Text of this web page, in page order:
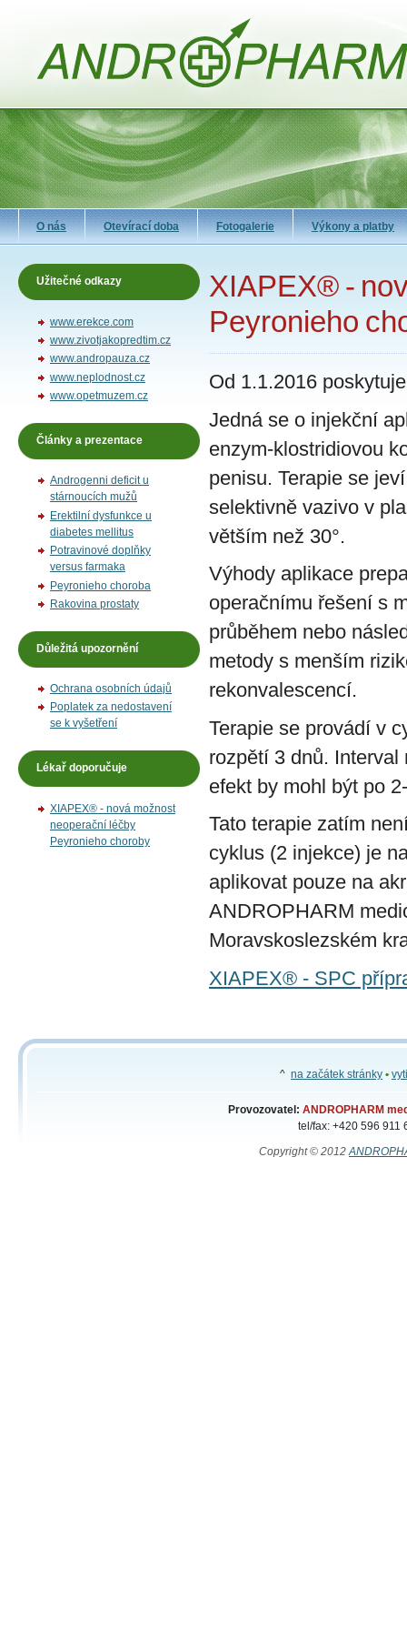
O nás Otevírací doba Fotogalerie Výkony a platby
XIAPEX® -
Peyronieho
Od 1.1.2016
Jedná se o injekční
enzym-klostridiovou
penisu. Terapie se
selektivně vazivo v
větším než 30°.
Výhody aplikace
operačnímu řešení s
průběhem nebo
metody s menším
rekonvalescencí.
Terapie se provádí v
rozpětí 3 dnů.
efekt by mohl být po
Tato terapie zatím
cyklus (2 injekce) je
aplikovat pouze na
ANDROPHARM
Moravskoslezském
XIAPEX® - SPC
Užitečné odkazy
www.erekce.com
www.zivotjakopredtim.cz
www.andropauza.cz
www.neplodnost.cz
www.opetmuzem.cz
Články a prezentace
Androgenni deficit u
stárnoucích mužů
Erektilní dysfunkce u
diabetes mellitus
Potravinové doplňky
versus farmaka
Peyronieho choroba
Rakovina prostaty
Důležitá upozornění
Ochrana osobních údajů
Poplatek za nedostavení
se k vyšetření
Lékař doporučuje
XIAPEX® - nová možnost
neoperační léčby
Peyronieho choroby
^ na začátek stránky •
Provozovatel: ANDROPHARM
tel/fax: +420 596 911
Copyright © 2012